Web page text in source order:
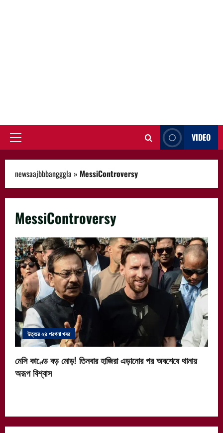
Primary
VIDEO
newsaajbbbangggla » MessiControversy
MessiControversy
উত্তর ২৪ পরগনা খবর
মেসি কাণ্ডে বড় মোড়! তিনবার হাজিরা এড়ানোর পর অবশেষে থানায়
অরূপ বিশ্বাস